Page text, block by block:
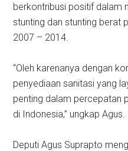
berkontribusi positif dalam
stunting dan stunting berat
2007 – 2014.
“Oleh karenanya dengan
penyediaan sanitasi yang
penting dalam percepatan
di Indonesia,” ungkap Agus.
Deputi Agus Suprapto